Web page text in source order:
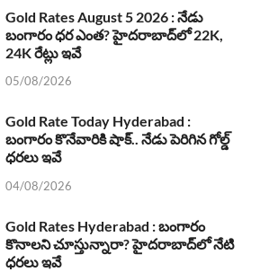
Gold Rates August 5 2026 : నేడు
బంగారం ధర ఎంత? హైదరాబాద్‌లో 22K,
24K రేట్లు ఇవే
05/08/2026
Gold Rate Today Hyderabad :
బంగారం కొనేవారికి షాక్.. నేడు పెరిగిన గోల్డ్
ధరలు ఇవే
04/08/2026
Gold Rates Hyderabad : బంగారం
కొనాలని చూస్తున్నారా? హైదరాబాద్‌లో నేటి
ధరలు ఇవే